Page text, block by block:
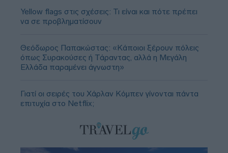
Yellow flags στις σχέσεις: Τι είναι και πότε πρέπει
να σε προβληματίσουν
Θεόδωρος Παπακώστας: «Κάποιοι ξέρουν πόλεις
όπως Συρακούσες ή Τάραντας, αλλά η Μεγάλη
Ελλάδα παραμένει άγνωστη»
Γιατί οι σειρές του Χάρλαν Κόμπεν γίνονται πάντα
επιτυχία στο Netflix;